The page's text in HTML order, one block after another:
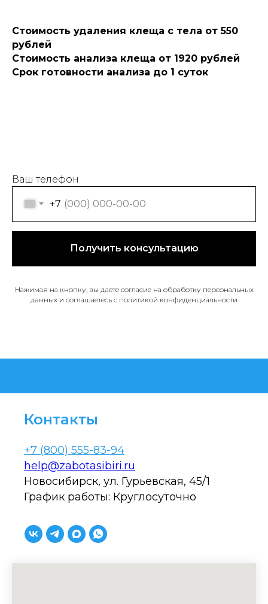
Стоимость удаления клеща с тела от 550
рублей
Стоимость анализа клеща от 1920 рублей
Срок готовности анализа до 1 суток
Ваш телефон
+7
Получить консультацию
Нажимая на кнопку, вы даете согласие на обработку персональных
данных и соглашаетесь c политикой конфиденциальности
Контакты
+7 (800) 555-83-94
help@zabotasibiri.ru
Новосибирск, ул. Гурьевская, 45/1
График работы: Круглосуточно